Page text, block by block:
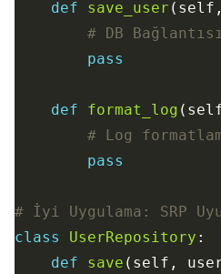
def
save_user
# DB
pass
def format_log
# Log
pass
# İyi Uygulama: SRP
class
UserRepository
def
save